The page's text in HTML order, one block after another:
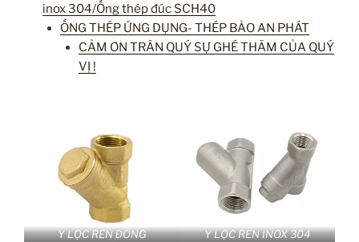
inox 304/Ống thép đúc SCH40
ỐNG THÉP ỨNG DỤNG- THÉP BẢO AN PHÁT
CẢM ƠN TRÂN QUÝ SỰ GHÉ THĂM CỦA QUÝ
VỊ !
Y LỌC REN ĐÔNG Y LỌC REN INOX 304